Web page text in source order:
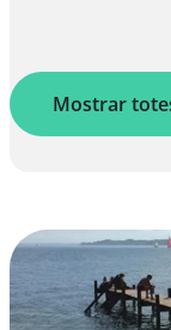
Mostrar